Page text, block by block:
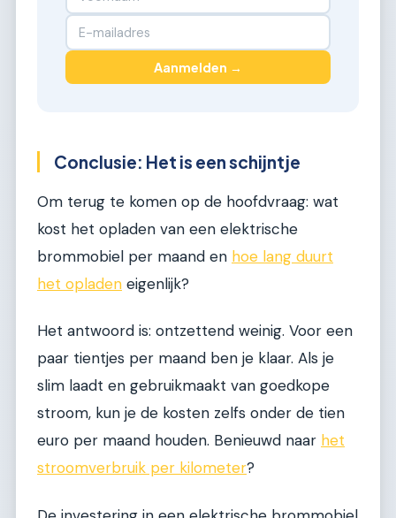
Aanmelden →
Conclusie: Het is een schijntje
Om terug te komen op de hoofdvraag: wat
kost het opladen van een elektrische
brommobiel per maand en hoe lang duurt
het opladen eigenlijk?
Het antwoord is: ontzettend weinig. Voor een
paar tientjes per maand ben je klaar. Als je
slim laadt en gebruikmaakt van goedkope
stroom, kun je de kosten zelfs onder de tien
euro per maand houden. Benieuwd naar het
stroomverbruik per kilometer?